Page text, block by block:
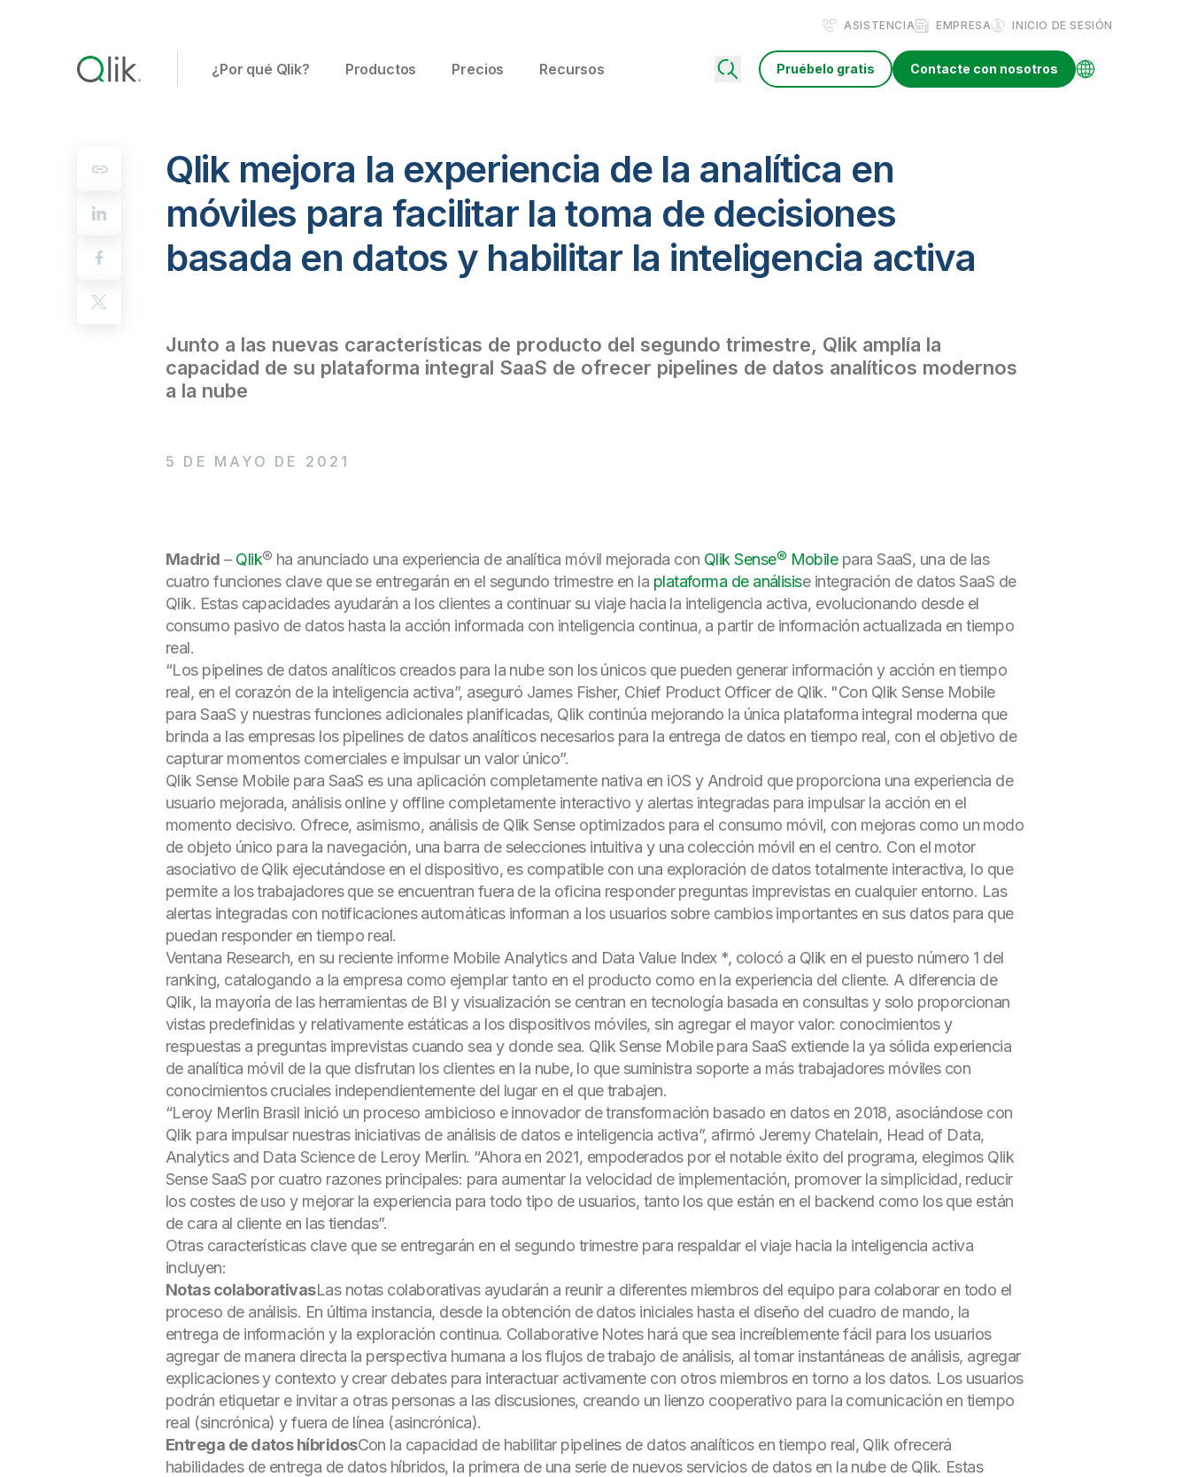
ASISTENCIA EMPRESA INICIO DE SESIÓN
¿Por qué Qlik? Productos Precios Recursos Pruébelo gratis Contacte con nosotros
Qlik mejora la experiencia de la analítica en
móviles para facilitar la toma de decisiones
basada en datos y habilitar la inteligencia activa
Junto a las nuevas características de producto del segundo trimestre, Qlik amplía la
capacidad de su plataforma integral SaaS de ofrecer pipelines de datos analíticos modernos
a la nube
5 DE MAYO DE 2021
Madrid – Qlik® ha anunciado una experiencia de analítica móvil mejorada con Qlik Sense® Mobilepara SaaS, una de las
cuatro funciones clave que se entregarán en el segundo trimestre en la plataforma de análisise integración de datos SaaS de
Qlik. Estas capacidades ayudarán a los clientes a continuar su viaje hacia la inteligencia activa, evolucionando desde el
consumo pasivo de datos hasta la acción informada con inteligencia continua, a partir de información actualizada en tiempo
real.
“Los pipelines de datos analíticos creados para la nube son los únicos que pueden generar información y acción en tiempo
real, en el corazón de la inteligencia activa”, aseguró James Fisher, Chief Product Officer de Qlik. "Con Qlik Sense Mobile
para SaaS y nuestras funciones adicionales planificadas, Qlik continúa mejorando la única plataforma integral moderna que
brinda a las empresas los pipelines de datos analíticos necesarios para la entrega de datos en tiempo real, con el objetivo de
capturar momentos comerciales e impulsar un valor único”.
Qlik Sense Mobile para SaaS es una aplicación completamente nativa en iOS y Android que proporciona una experiencia de
usuario mejorada, análisis online y offline completamente interactivo y alertas integradas para impulsar la acción en el
momento decisivo. Ofrece, asimismo, análisis de Qlik Sense optimizados para el consumo móvil, con mejoras como un modo
de objeto único para la navegación, una barra de selecciones intuitiva y una colección móvil en el centro. Con el motor
asociativo de Qlik ejecutándose en el dispositivo, es compatible con una exploración de datos totalmente interactiva, lo que
permite a los trabajadores que se encuentran fuera de la oficina responder preguntas imprevistas en cualquier entorno. Las
alertas integradas con notificaciones automáticas informan a los usuarios sobre cambios importantes en sus datos para que
puedan responder en tiempo real.
Ventana Research, en su reciente informe Mobile Analytics and Data Value Index *, colocó a Qlik en el puesto número 1 del
ranking, catalogando a la empresa como ejemplar tanto en el producto como en la experiencia del cliente. A diferencia de
Qlik, la mayoría de las herramientas de BI y visualización se centran en tecnología basada en consultas y solo proporcionan
vistas predefinidas y relativamente estáticas a los dispositivos móviles, sin agregar el mayor valor: conocimientos y
respuestas a preguntas imprevistas cuando sea y donde sea. Qlik Sense Mobile para SaaS extiende la ya sólida experiencia
de analítica móvil de la que disfrutan los clientes en la nube, lo que suministra soporte a más trabajadores móviles con
conocimientos cruciales independientemente del lugar en el que trabajen.
“Leroy Merlin Brasil inició un proceso ambicioso e innovador de transformación basado en datos en 2018, asociándose con
Qlik para impulsar nuestras iniciativas de análisis de datos e inteligencia activa”, afirmó Jeremy Chatelain, Head of Data,
Analytics and Data Science de Leroy Merlin. “Ahora en 2021, empoderados por el notable éxito del programa, elegimos Qlik
Sense SaaS por cuatro razones principales: para aumentar la velocidad de implementación, promover la simplicidad, reducir
los costes de uso y mejorar la experiencia para todo tipo de usuarios, tanto los que están en el backend como los que están
de cara al cliente en las tiendas”.
Otras características clave que se entregarán en el segundo trimestre para respaldar el viaje hacia la inteligencia activa
incluyen:
Notas colaborativasLas notas colaborativas ayudarán a reunir a diferentes miembros del equipo para colaborar en todo el
proceso de análisis. En última instancia, desde la obtención de datos iniciales hasta el diseño del cuadro de mando, la
entrega de información y la exploración continua. Collaborative Notes hará que sea increíblemente fácil para los usuarios
agregar de manera directa la perspectiva humana a los flujos de trabajo de análisis, al tomar instantáneas de análisis, agregar
explicaciones y contexto y crear debates para interactuar activamente con otros miembros en torno a los datos. Los usuarios
podrán etiquetar e invitar a otras personas a las discusiones, creando un lienzo cooperativo para la comunicación en tiempo
real (sincrónica) y fuera de línea (asincrónica).
Entrega de datos híbridosCon la capacidad de habilitar pipelines de datos analíticos en tiempo real, Qlik ofrecerá
habilidades de entrega de datos híbridos, la primera de una serie de nuevos servicios de datos en la nube de Qlik. Estas